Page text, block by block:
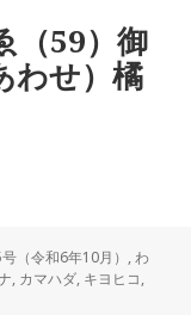
（59）御
せ）橘
（令和6年10月） ,わ
, カマハダ, キヨヒコ,